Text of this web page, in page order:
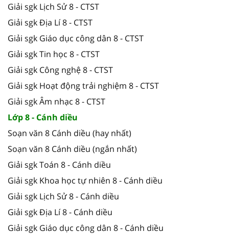
Giải sgk Lịch Sử 8 - CTST
Giải sgk Địa Lí 8 - CTST
Giải sgk Giáo dục công dân 8 - CTST
Giải sgk Tin học 8 - CTST
Giải sgk Công nghệ 8 - CTST
Giải sgk Hoạt động trải nghiệm 8 - CTST
Giải sgk Âm nhạc 8 - CTST
Lớp 8 - Cánh diều
Soạn văn 8 Cánh diều (hay nhất)
Soạn văn 8 Cánh diều (ngắn nhất)
Giải sgk Toán 8 - Cánh diều
Giải sgk Khoa học tự nhiên 8 - Cánh diều
Giải sgk Lịch Sử 8 - Cánh diều
Giải sgk Địa Lí 8 - Cánh diều
Giải sgk Giáo dục công dân 8 - Cánh diều